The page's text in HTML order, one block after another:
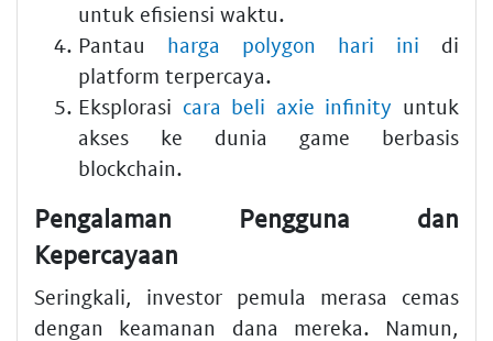
untuk efisiensi waktu.
Pantau harga polygon hari ini di
platform terpercaya.
Eksplorasi cara beli axie infinity untuk
akses ke dunia game berbasis
blockchain.
Pengalaman Pengguna dan
Kepercayaan
Seringkali, investor pemula merasa cemas
dengan keamanan dana mereka. Namun,